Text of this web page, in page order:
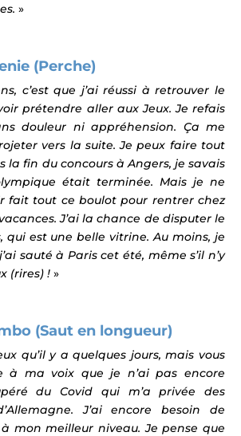
»
(Perche)
c’est que j’ai réussi à retrouver le
prétendre aller aux Jeux. Je refais
douleur ni appréhension. Ça me
vers la suite. Je peux faire tout
la fin du concours à Angers, je savais
était terminée. Mais je ne
fait tout ce boulot pour rentrer chez
J’ai la chance de disputer le
qui est une belle vitrine. Au moins, je
sauté à Paris cet été, même s’il n’y
(rires) ! »
(Saut en longueur)
qu’il y a quelques jours, mais vous
à ma voix que je n’ai pas encore
du Covid qui m’a privée des
J’ai encore besoin de
mon meilleur niveau. Je pense que